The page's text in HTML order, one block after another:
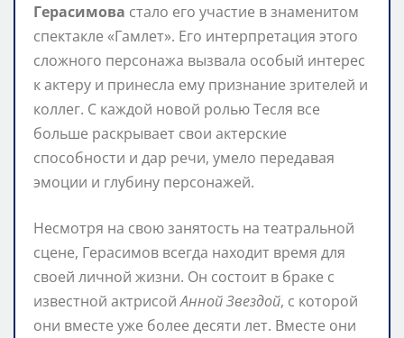
Герасимова стало его участие в знаменитом
спектакле «Гамлет». Его интерпретация этого
сложного персонажа вызвала особый интерес
к актеру и принесла ему признание зрителей и
коллег. С каждой новой ролью Тесля все
больше раскрывает свои актерские
способности и дар речи, умело передавая
эмоции и глубину персонажей.
Несмотря на свою занятость на театральной
сцене, Герасимов всегда находит время для
своей личной жизни. Он состоит в браке с
известной актрисойАнной Звездой, с которой
они вместе уже более десяти лет. Вместе они